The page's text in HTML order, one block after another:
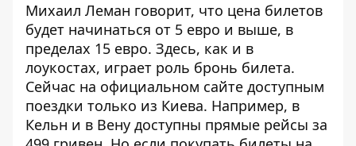
Михаил Леман говорит, что цена билетов
будет начинаться от 5 евро и выше, в
пределах 15 евро. Здесь, как и в
лоукостах, играет роль бронь билета.
Сейчас на официальном сайте доступным
поездки только из Киева. Например, в
Кельн и в Вену доступны прямые рейсы за